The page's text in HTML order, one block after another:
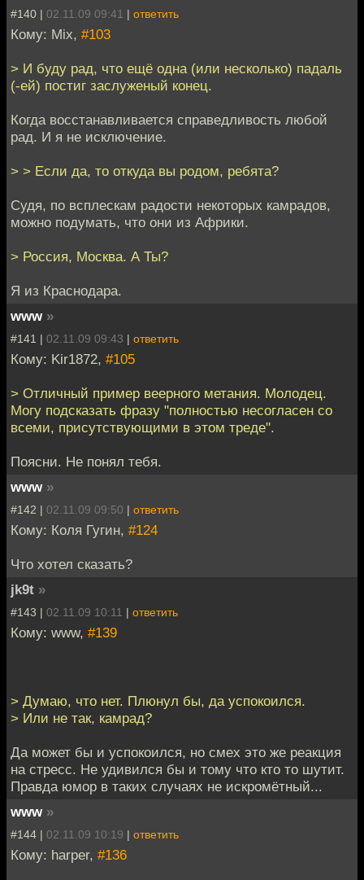
#140 | 02.11.09 09:41 | ответить
Кому: Mix, #103
> И буду рад, что ещё одна (или несколько) падаль
(-ей) постиг заслуженый конец.
Когда восстанавливается справедливость любой
рад. И я не исключение.
> > Если да, то откуда вы родом, ребята?
Судя, по всплескам радости некоторых камрадов,
можно подумать, что они из Африки.
> Россия, Москва. А Ты?
Я из Краснодара.
www »
#141 | 02.11.09 09:43 | ответить
Кому: Kir1872, #105
> Отличный пример веерного метания. Молодец.
Могу подсказать фразу "полностью несогласен со
всеми, присутствующими в этом треде".
Поясни. Не понял тебя.
www »
#142 | 02.11.09 09:50 | ответить
Кому: Коля Гугин, #124
Что хотел сказать?
jk9t »
#143 | 02.11.09 10:11 | ответить
Кому: www, #139
> Думаю, что нет. Плюнул бы, да успокоился.
> Или не так, камрад?
Да может бы и успокоился, но смех это же реакция
на стресс. Не удивился бы и тому что кто то шутит.
Правда юмор в таких случаях не искромётный...
www »
#144 | 02.11.09 10:19 | ответить
Кому: harper, #136